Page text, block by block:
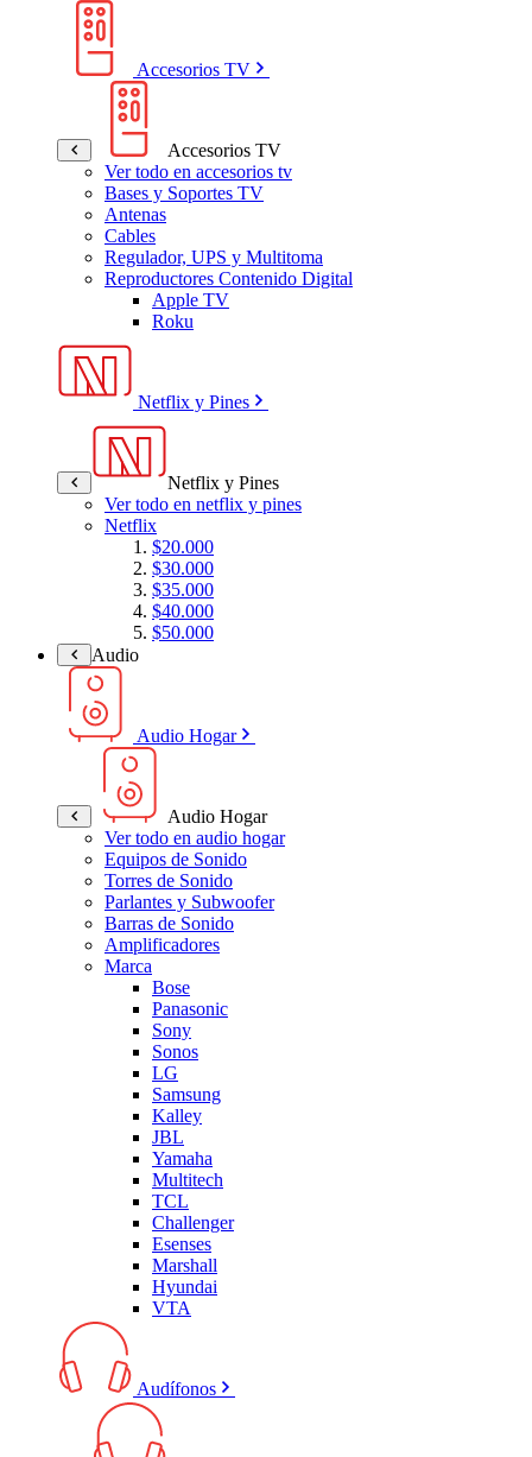
Accesorios TV
Accesorios TV
Ver todo en accesorios tv
Bases y Soportes TV
Antenas
Cables
Regulador, UPS y Multitoma
Reproductores Contenido Digital
Apple TV
Roku
Netflix y Pines
Netflix y Pines
Ver todo en netflix y pines
Netflix
$20.000
$30.000
$35.000
$40.000
$50.000
Audio
Audio Hogar
Audio Hogar
Ver todo en audio hogar
Equipos de Sonido
Torres de Sonido
Parlantes y Subwoofer
Barras de Sonido
Amplificadores
Marca
Bose
Panasonic
Sony
Sonos
LG
Samsung
Kalley
JBL
Yamaha
Multitech
TCL
Challenger
Esenses
Marshall
Hyundai
VTA
Audífonos